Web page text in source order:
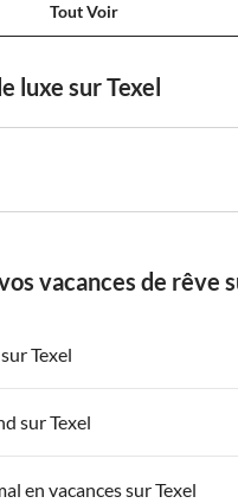
Tout Voir
luxe sur Texel
vacances de rêve
Texel
sur Texel
en vacances sur Texel